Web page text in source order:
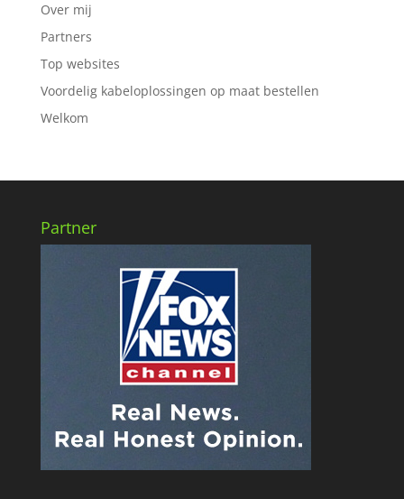
Over mij
Partners
Top websites
Voordelig kabeloplossingen op maat bestellen
Welkom
Partner